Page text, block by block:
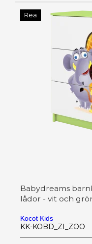
Rea
Babydreams
lådor - vit och
Kocot Kids
KK-KOBD_ZI_ZOO